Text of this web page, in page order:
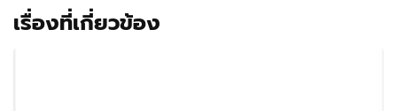
เรื่องที่เกี่ยวข้อง